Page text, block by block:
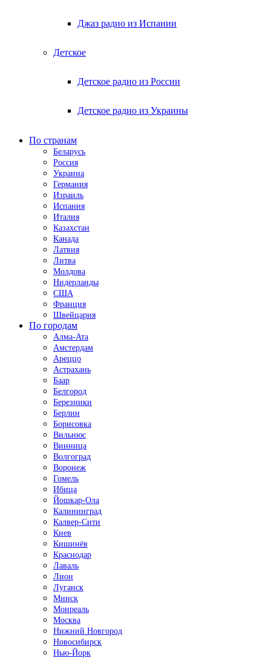
Джаз радио из Испании
Детское
Детское радио из России
Детское радио из Украины
По странам
Беларусь
Россия
Украина
Германия
Израиль
Испания
Италия
Казахстан
Канада
Латвия
Литва
Молдова
Нидерланды
США
Франция
Швейцария
По городам
Алма-Ата
Амстердам
Ареццо
Астрахань
Баар
Белгород
Березники
Берлин
Борисовка
Вильнюс
Винница
Волгоград
Воронеж
Гомель
Ибица
Йошкар-Ола
Калининград
Калвер-Сити
Киев
Кишинёв
Краснодар
Лаваль
Лион
Луганск
Минск
Монреаль
Москва
Нижний Новгород
Новосибирск
Нью-Йорк